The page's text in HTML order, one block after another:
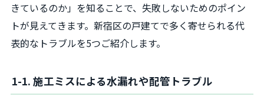
きているのか」を知ることで、失敗しないためのポイン
トが見えてきます。新宿区の戸建てで多く寄せられる代
表的なトラブルを5つご紹介します。
1-1. 施工ミスによる水漏れや配管トラブル